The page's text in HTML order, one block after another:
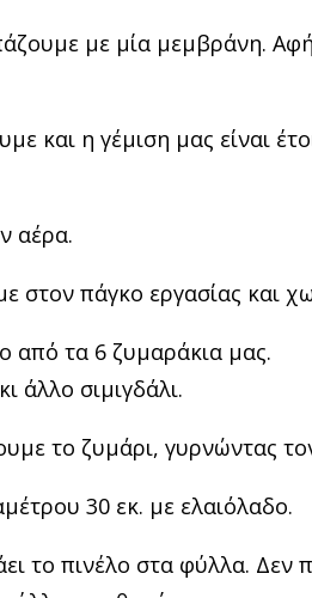
με μία μεμβράνη.
και η γέμιση μας είναι
αέρα.
στον πάγκο εργασίας και
από τα 6 ζυμαράκια μας.
άλλο σιμιγδάλι.
το ζυμάρι, γυρνώντας
30 εκ. με ελαιόλαδο.
το πινέλο στα φύλλα. Δεν